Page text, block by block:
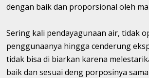
dengan baik dan proporsional oleh
Sering kali pendayagunaan air, tidak
penggunaanya hingga cenderung
tidak bisa di biarkan karena
baik dan sesuai deng porposinya